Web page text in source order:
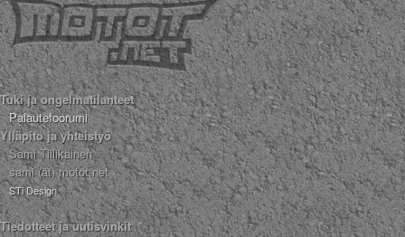
Tuki ja ongelmatilanteet
Palautefoorumi
Ylläpito ja yhteistyö
Sami Tiilikainen
sami (ät) motot.net
STi Design
Tiedotteet ja uutisvinkit